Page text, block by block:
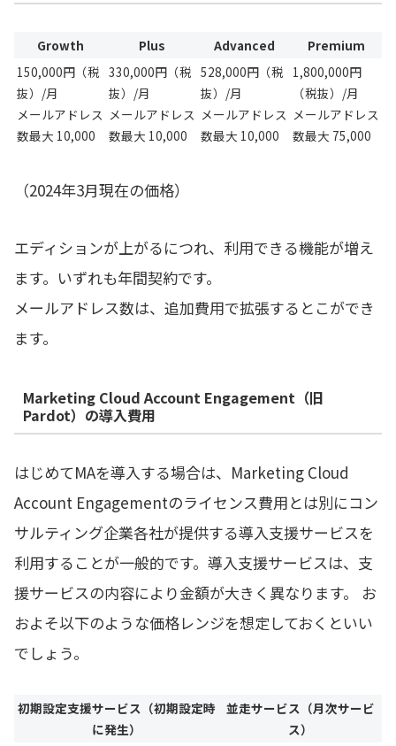
Growth Plus Advanced
Premium
150,000円（税
抜）/月
メールアドレス
数最大 10,000
330,000円（税
抜）/月
メールアドレス
数最大 10,000
528,000円（税
抜）/月
メールアドレス
数最大 10,000
1,800,000円
（税抜）/月
メールアドレス
数最大 75,000
（2024年3月現在の価格）
エディションが上がるにつれ、利用できる機能が増え
ます。いずれも年間契約です。
メールアドレス数は、追加費用で拡張するとこができ
ます。
Marketing Cloud Account Engagement（旧
Pardot）の導入費用
はじめてMAを導入する場合は、Marketing Cloud
Account Engagementのライセンス費用とは別にコン
サルティング企業各社が提供する導入支援サービスを
利用することが一般的です。導入支援サービスは、支
援サービスの内容により金額が大きく異なります。 お
およそ以下のような価格レンジを想定しておくといい
でしょう。
初期設定支援サービス（初期設定時
に発生）
並走サービス（月次サービ
ス）